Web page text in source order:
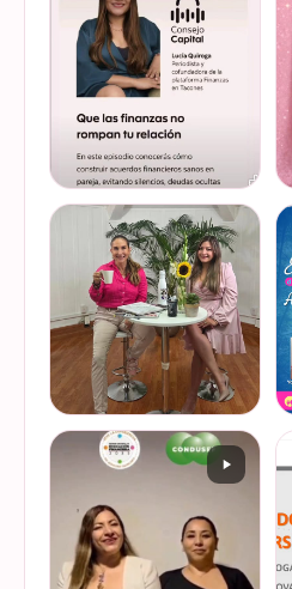
consecutivo, a participar en
la Global Money Week, una
iniciativa que impulsa la
educación f…
VER EN
INSTAGRAM
@lucyquiroga tuvo la
oportunidad de conversar
con la gran Ilana Sod, en el
#podcast Consejo Capital
de @scotiabankmx Gracias
por la invitac…
VER EN
INSTAGRAM
De cuando te toca ser la
entrevistada. Un placer
platicar con Esther Luiselli
de tus finanzas en la serie
de "Mu…
VER EN
INSTAGRAM